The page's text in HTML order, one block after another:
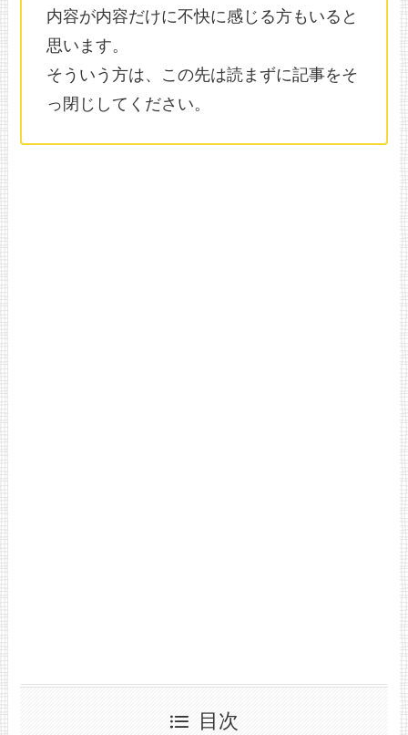
内容が内容だけに不快に感じる方もいると
思います。
そういう方は、この先は読まずに記事をそ
っ閉じしてください。
目次